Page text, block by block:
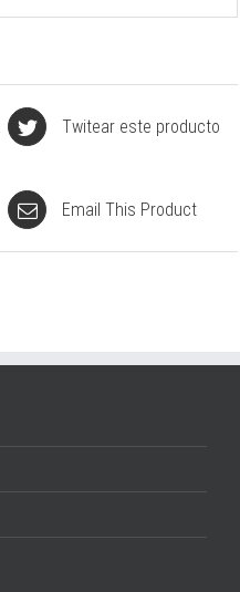
Twitear este producto
Email This Product